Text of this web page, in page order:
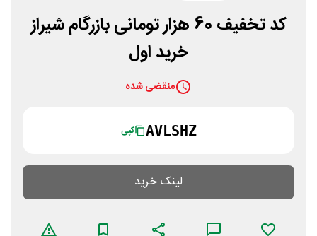
کد تخفیف 60 هزار تومانی بازرگام شیراز
خرید اول
منقضی شده
AVLSHZ کپی
لینک خرید